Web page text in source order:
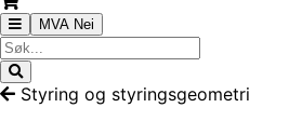
MVA Nei
Styring og styringsgeometri